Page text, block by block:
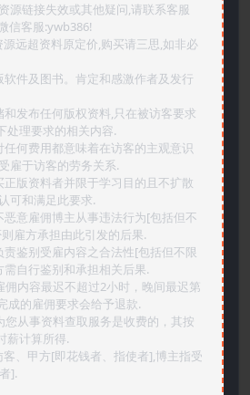
源链接失效或其他疑问,请联系客服
信客服:ywb386!
远超资料原定价,购买请三思,如非必
件及图书。肯定和感激作者及发行
发布任何版权资料,只在被访客要求
处理要求的相关内容.
何费用都意味着在访客的主观意识
雇于访客的劳务关系.
版资料者并限于学习目的且不扩散
可和满足此要求.
意雇佣博主从事违法行为[包括但不
雇方承担由此引发的后果.
鉴别受雇内容之合法性[包括但不限
自行鉴别和承担相关后果.
内容最迟不超过2小时，晚间最迟第
成的雇佣要求会给予退款.
从事资料查取服务是收费的，其按
薪计算所得.
、甲方[即花钱者、指使者],博主指受
].